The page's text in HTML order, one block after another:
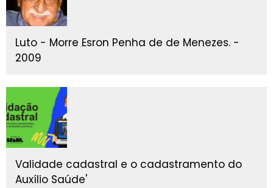
Luto - Morre Esron Penha de de Menezes. -
2009
Validade cadastral e o cadastramento do
Auxílio Saúde'